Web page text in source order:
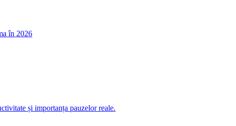
în 2026
și importanța pauzelor reale.